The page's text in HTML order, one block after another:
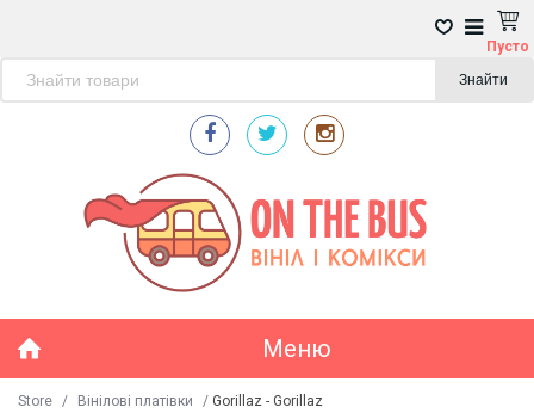
Пусто
Знайти
Меню
Store / Вінілові платівки / Gorillaz - Gorillaz